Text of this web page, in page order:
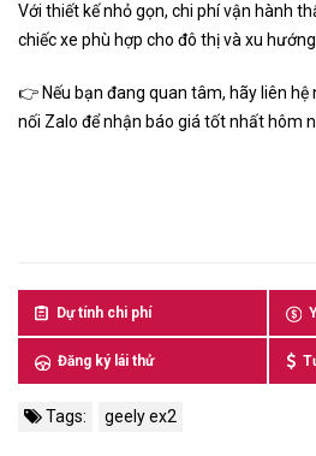
Với thiết kế nhỏ gọn, chi phí vận hành
chiếc xe phù hợp cho đô thị và xu
👉 Nếu bạn đang quan tâm, hãy liên hệ
nối Zalo để nhận báo giá tốt nhất hôm
Dự tính chi phí
Đăng ký lái thử
Tags: geely ex2